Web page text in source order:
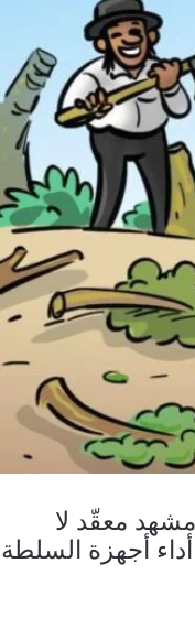
معقّد لا
أجهزة السلطة